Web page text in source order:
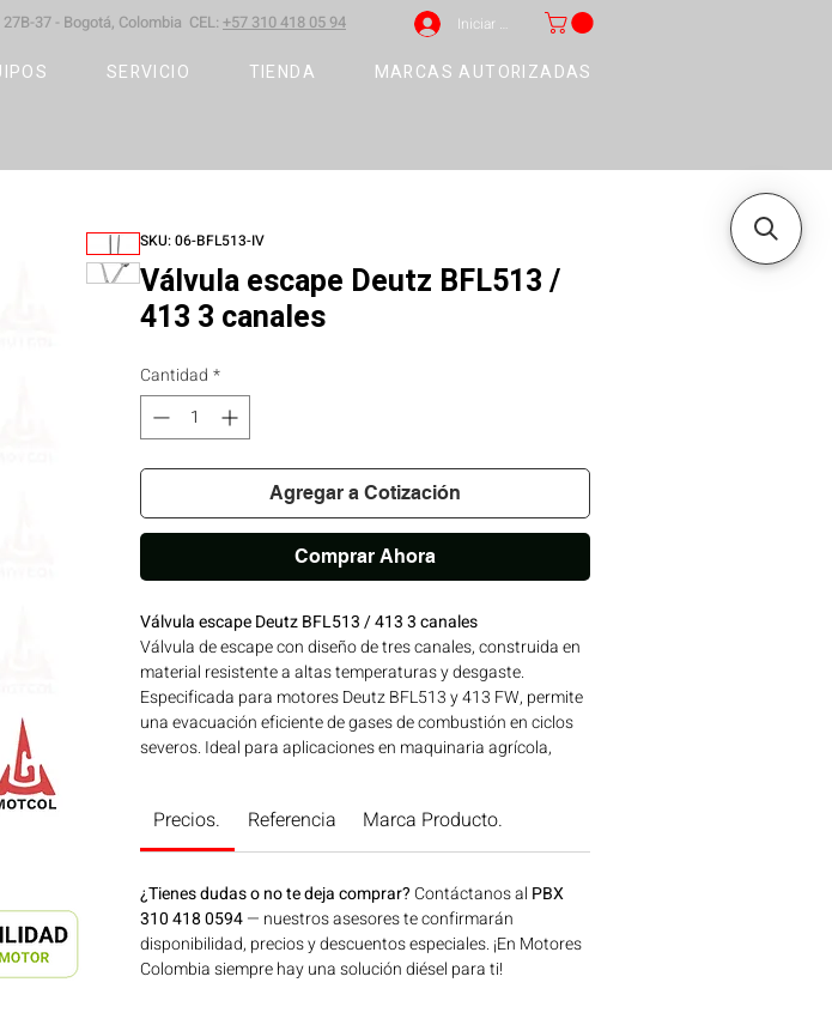
37 - Bogotá, Colombia CEL: +57 310 418 05 94 Iniciar sesión
SERVICIO TIENDA MARCAS AUTORIZADAS
SKU: 06-BFL513-IV
Válvula escape Deutz BFL513 /
413 3 canales
Cantidad *
Agregar a Cotización
Comprar Ahora
Válvula escape Deutz BFL513 / 413 3 canales
Válvula de escape con diseño de tres canales, construida en
material resistente a altas temperaturas y desgaste.
Especificada para motores Deutz BFL513 y 413 FW, permite
una evacuación eficiente de gases de combustión en ciclos
severos. Ideal para aplicaciones en maquinaria agrícola,
Precios. Referencia Marca Producto.
¿Tienes dudas o no te deja comprar? Contáctanos al PBX
310 418 0594— nuestros asesores te confirmarán
disponibilidad, precios y descuentos especiales. ¡En Motores
Colombia siempre hay una solución diésel para ti!